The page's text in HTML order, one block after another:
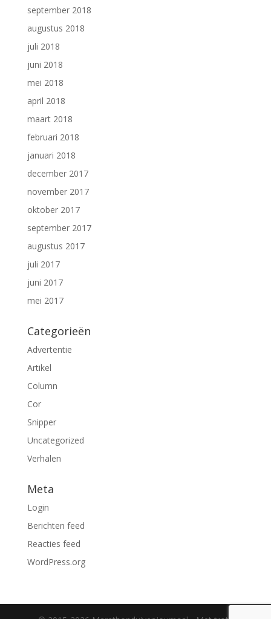
september 2018
augustus 2018
juli 2018
juni 2018
mei 2018
april 2018
maart 2018
februari 2018
januari 2018
december 2017
november 2017
oktober 2017
september 2017
augustus 2017
juli 2017
juni 2017
mei 2017
Categorieën
Advertentie
Artikel
Column
Cor
Snipper
Uncategorized
Verhalen
Meta
Login
Berichten feed
Reacties feed
WordPress.org